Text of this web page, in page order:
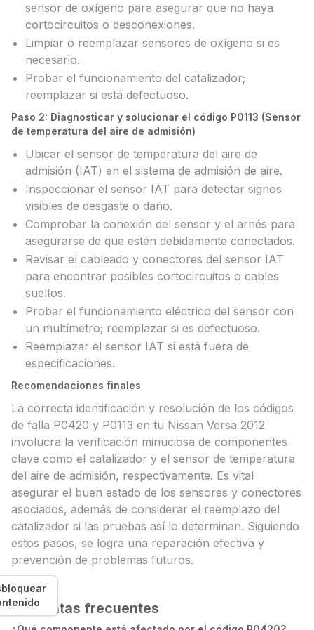
sensor de oxígeno para asegurar que no haya
cortocircuitos o desconexiones.
Limpiar o reemplazar sensores de oxígeno si es
necesario.
Probar el funcionamiento del catalizador;
reemplazar si está defectuoso.
Paso 2: Diagnosticar y solucionar el código P0113 (Sensor
de temperatura del aire de admisión)
Ubicar el sensor de temperatura del aire de
admisión (IAT) en el sistema de admisión de aire.
Inspeccionar el sensor IAT para detectar signos
visibles de desgaste o daño.
Comprobar la conexión del sensor y el arnés para
asegurarse de que estén debidamente conectados.
Revisar el cableado y conectores del sensor IAT
para encontrar posibles cortocircuitos o cables
sueltos.
Probar el funcionamiento eléctrico del sensor con
un multímetro; reemplazar si es defectuoso.
Reemplazar el sensor IAT si está fuera de
especificaciones.
Recomendaciones finales
La correcta identificación y resolución de los códigos
de falla P0420 y P0113 en tu Nissan Versa 2012
involucra la verificación minuciosa de componentes
clave como el catalizador y el sensor de temperatura
del aire de admisión, respectivamente. Es vital
asegurar el buen estado de los sensores y conectores
asociados, además de considerar el reemplazo del
catalizador si las pruebas así lo determinan. Siguiendo
estos pasos, se logra una reparación efectiva y
prevención de problemas futuros.
Preguntas frecuentes